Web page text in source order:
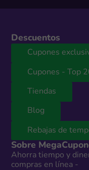
Descuentos
Cupones
Cupones - Top
Tiendas
Blog
Rebajas de
Sobre
Ahorra tiempo y
compras en línea -